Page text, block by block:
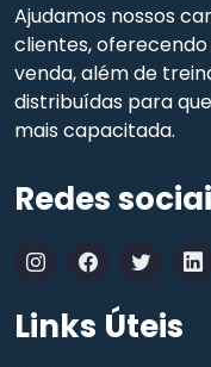
Ajudamos nossos
clientes,
venda, além de
distribuídas para
mais capacitada.
Redes
Links Úteis